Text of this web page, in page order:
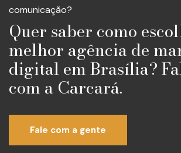
comunicação?
Quer saber como
melhor agência de
digital em Brasília?
com a Carcará.
Fale com a gente